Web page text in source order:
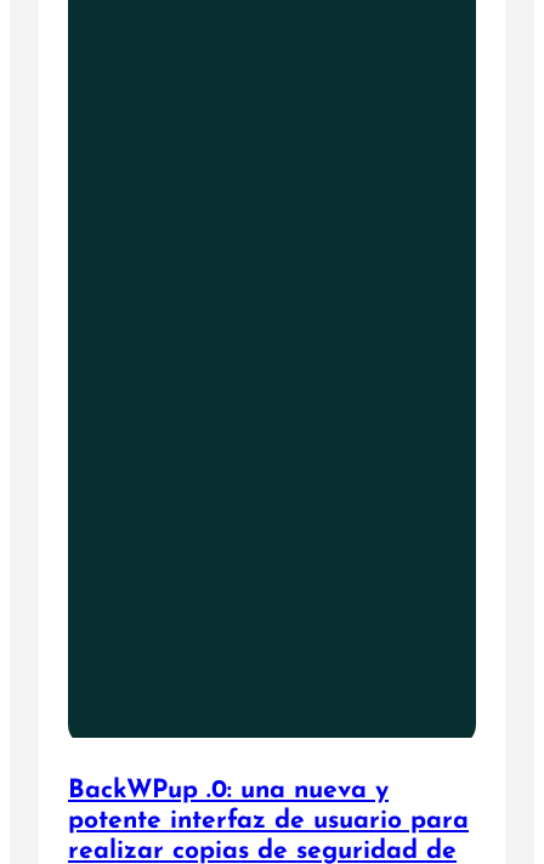
BackWPup .0: una nueva y
potente interfaz de usuario para
realizar copias de seguridad de